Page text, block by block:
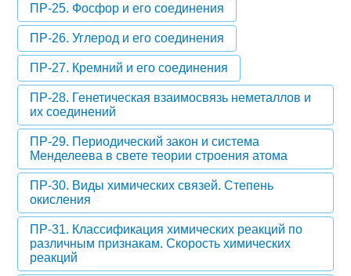
ПР-25. Фосфор и его соединения
ПР-26. Углерод и его соединения
ПР-27. Кремний и его соединения
ПР-28. Генетическая взаимосвязь неметаллов и
их соединений
ПР-29. Периодический закон и система
Менделеева в свете теории строения атома
ПР-30. Виды химических связей. Степень
окисления
ПР-31. Классификация химических реакций по
различным признакам. Скорость химических
реакций